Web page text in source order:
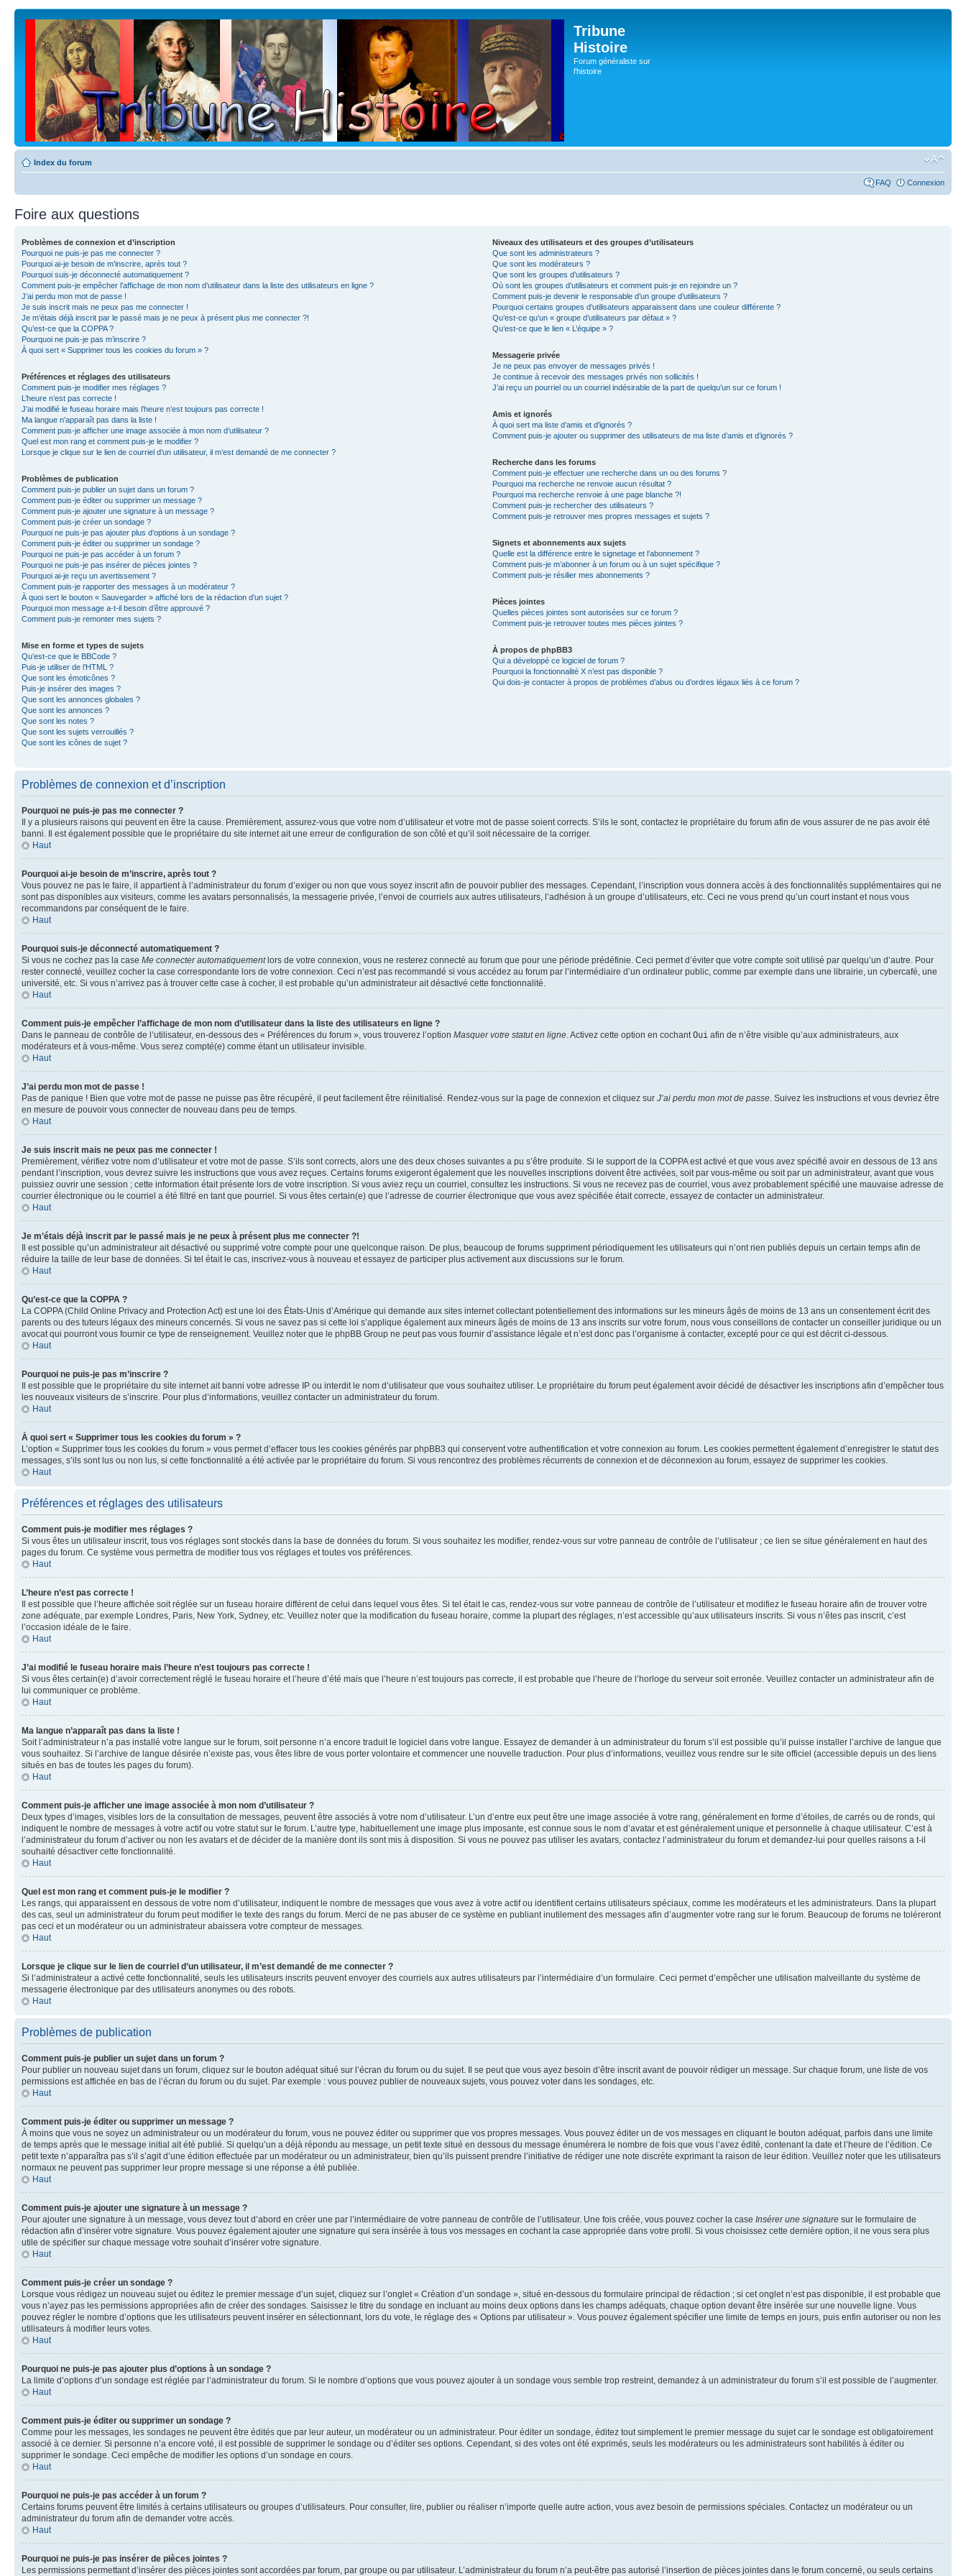
Tribune
Histoire
Forum généraliste sur
l'histoire
Index du forum
FAQ Connexion
Foire aux questions
Problèmes de connexion et d’inscription
Pourquoi ne puis-je pas me connecter ?
Pourquoi ai-je besoin de m’inscrire, après tout ?
Pourquoi suis-je déconnecté automatiquement ?
Comment puis-je empêcher l’affichage de mon nom d’utilisateur dans la liste des utilisateurs en ligne ?
J’ai perdu mon mot de passe !
Je suis inscrit mais ne peux pas me connecter !
Je m’étais déjà inscrit par le passé mais je ne peux à présent plus me connecter ?!
Qu’est-ce que la COPPA ?
Pourquoi ne puis-je pas m’inscrire ?
À quoi sert « Supprimer tous les cookies du forum » ?
Préférences et réglages des utilisateurs
Comment puis-je modifier mes réglages ?
L’heure n’est pas correcte !
J’ai modifié le fuseau horaire mais l’heure n’est toujours pas correcte !
Ma langue n’apparaît pas dans la liste !
Comment puis-je afficher une image associée à mon nom d’utilisateur ?
Quel est mon rang et comment puis-je le modifier ?
Lorsque je clique sur le lien de courriel d’un utilisateur, il m’est demandé de me connecter ?
Problèmes de publication
Comment puis-je publier un sujet dans un forum ?
Comment puis-je éditer ou supprimer un message ?
Comment puis-je ajouter une signature à un message ?
Comment puis-je créer un sondage ?
Pourquoi ne puis-je pas ajouter plus d’options à un sondage ?
Comment puis-je éditer ou supprimer un sondage ?
Pourquoi ne puis-je pas accéder à un forum ?
Pourquoi ne puis-je pas insérer de pièces jointes ?
Pourquoi ai-je reçu un avertissement ?
Comment puis-je rapporter des messages à un modérateur ?
À quoi sert le bouton « Sauvegarder » affiché lors de la rédaction d’un sujet ?
Pourquoi mon message a-t-il besoin d’être approuvé ?
Comment puis-je remonter mes sujets ?
Mise en forme et types de sujets
Qu’est-ce que le BBCode ?
Puis-je utiliser de l’HTML ?
Que sont les émoticônes ?
Puis-je insérer des images ?
Que sont les annonces globales ?
Que sont les annonces ?
Que sont les notes ?
Que sont les sujets verrouillés ?
Que sont les icônes de sujet ?
Niveaux des utilisateurs et des groupes d’utilisateurs
Que sont les administrateurs ?
Que sont les modérateurs ?
Que sont les groupes d’utilisateurs ?
Où sont les groupes d’utilisateurs et comment puis-je en rejoindre un ?
Comment puis-je devenir le responsable d’un groupe d’utilisateurs ?
Pourquoi certains groupes d’utilisateurs apparaissent dans une couleur différente ?
Qu’est-ce qu’un « groupe d’utilisateurs par défaut » ?
Qu’est-ce que le lien « L’équipe » ?
Messagerie privée
Je ne peux pas envoyer de messages privés !
Je continue à recevoir des messages privés non sollicités !
J’ai reçu un pourriel ou un courriel indésirable de la part de quelqu’un sur ce forum !
Amis et ignorés
À quoi sert ma liste d’amis et d’ignorés ?
Comment puis-je ajouter ou supprimer des utilisateurs de ma liste d’amis et d’ignorés ?
Recherche dans les forums
Comment puis-je effectuer une recherche dans un ou des forums ?
Pourquoi ma recherche ne renvoie aucun résultat ?
Pourquoi ma recherche renvoie à une page blanche ?!
Comment puis-je rechercher des utilisateurs ?
Comment puis-je retrouver mes propres messages et sujets ?
Signets et abonnements aux sujets
Quelle est la différence entre le signetage et l’abonnement ?
Comment puis-je m’abonner à un forum ou à un sujet spécifique ?
Comment puis-je résilier mes abonnements ?
Pièces jointes
Quelles pièces jointes sont autorisées sur ce forum ?
Comment puis-je retrouver toutes mes pièces jointes ?
À propos de phpBB3
Qui a développé ce logiciel de forum ?
Pourquoi la fonctionnalité X n’est pas disponible ?
Qui dois-je contacter à propos de problèmes d’abus ou d’ordres légaux liés à ce forum ?
Problèmes de connexion et d’inscription
Pourquoi ne puis-je pas me connecter ?
Il y a plusieurs raisons qui peuvent en être la cause. Premièrement, assurez-vous que votre nom d’utilisateur et votre mot de passe soient corrects. S’ils le sont, contactez le propriétaire du forum afin de vous assurer de ne pas avoir été
banni. Il est également possible que le propriétaire du site internet ait une erreur de configuration de son côté et qu’il soit nécessaire de la corriger.
Haut
Pourquoi ai-je besoin de m’inscrire, après tout ?
Vous pouvez ne pas le faire, il appartient à l’administrateur du forum d’exiger ou non que vous soyez inscrit afin de pouvoir publier des messages. Cependant, l’inscription vous donnera accès à des fonctionnalités supplémentaires qui ne
sont pas disponibles aux visiteurs, comme les avatars personnalisés, la messagerie privée, l’envoi de courriels aux autres utilisateurs, l’adhésion à un groupe d’utilisateurs, etc. Ceci ne vous prend qu’un court instant et nous vous
recommandons par conséquent de le faire.
Haut
Pourquoi suis-je déconnecté automatiquement ?
Si vous ne cochez pas la case Me connecter automatiquementlors de votre connexion, vous ne resterez connecté au forum que pour une période prédéfinie. Ceci permet d’éviter que votre compte soit utilisé par quelqu’un d’autre. Pour
rester connecté, veuillez cocher la case correspondante lors de votre connexion. Ceci n’est pas recommandé si vous accédez au forum par l’intermédiaire d’un ordinateur public, comme par exemple dans une librairie, un cybercafé, une
université, etc. Si vous n’arrivez pas à trouver cette case à cocher, il est probable qu’un administrateur ait désactivé cette fonctionnalité.
Haut
Comment puis-je empêcher l’affichage de mon nom d’utilisateur dans la liste des utilisateurs en ligne ?
Dans le panneau de contrôle de l’utilisateur, en-dessous des « Préférences du forum », vous trouverez l’option Masquer votre statut en ligne. Activez cette option en cochantOui afin de n’être visible qu’aux administrateurs, aux
modérateurs et à vous-même. Vous serez compté(e) comme étant un utilisateur invisible.
Haut
J’ai perdu mon mot de passe !
Pas de panique ! Bien que votre mot de passe ne puisse pas être récupéré, il peut facilement être réinitialisé. Rendez-vous sur la page de connexion et cliquez sur J’ai perdu mon mot de passe. Suivez les instructions et vous devriez être
en mesure de pouvoir vous connecter de nouveau dans peu de temps.
Haut
Je suis inscrit mais ne peux pas me connecter !
Premièrement, vérifiez votre nom d’utilisateur et votre mot de passe. S’ils sont corrects, alors une des deux choses suivantes a pu s’être produite. Si le support de la COPPA est activé et que vous avez spécifié avoir en dessous de 13 ans
pendant l’inscription, vous devrez suivre les instructions que vous avez reçues. Certains forums exigeront également que les nouvelles inscriptions doivent être activées, soit par vous-même ou soit par un administrateur, avant que vous
puissiez ouvrir une session ; cette information était présente lors de votre inscription. Si vous aviez reçu un courriel, consultez les instructions. Si vous ne recevez pas de courriel, vous avez probablement spécifié une mauvaise adresse de
courrier électronique ou le courriel a été filtré en tant que pourriel. Si vous êtes certain(e) que l’adresse de courrier électronique que vous avez spécifiée était correcte, essayez de contacter un administrateur.
Haut
Je m’étais déjà inscrit par le passé mais je ne peux à présent plus me connecter ?!
Il est possible qu’un administrateur ait désactivé ou supprimé votre compte pour une quelconque raison. De plus, beaucoup de forums suppriment périodiquement les utilisateurs qui n’ont rien publiés depuis un certain temps afin de
réduire la taille de leur base de données. Si tel était le cas, inscrivez-vous à nouveau et essayez de participer plus activement aux discussions sur le forum.
Haut
Qu’est-ce que la COPPA ?
La COPPA (Child Online Privacy and Protection Act) est une loi des États-Unis d’Amérique qui demande aux sites internet collectant potentiellement des informations sur les mineurs âgés de moins de 13 ans un consentement écrit des
parents ou des tuteurs légaux des mineurs concernés. Si vous ne savez pas si cette loi s’applique également aux mineurs âgés de moins de 13 ans inscrits sur votre forum, nous vous conseillons de contacter un conseiller juridique ou un
avocat qui pourront vous fournir ce type de renseignement. Veuillez noter que le phpBB Group ne peut pas vous fournir d’assistance légale et n’est donc pas l’organisme à contacter, excepté pour ce qui est décrit ci-dessous.
Haut
Pourquoi ne puis-je pas m’inscrire ?
Il est possible que le propriétaire du site internet ait banni votre adresse IP ou interdit le nom d’utilisateur que vous souhaitez utiliser. Le propriétaire du forum peut également avoir décidé de désactiver les inscriptions afin d’empêcher tous
les nouveaux visiteurs de s’inscrire. Pour plus d’informations, veuillez contacter un administrateur du forum.
Haut
À quoi sert « Supprimer tous les cookies du forum » ?
L’option « Supprimer tous les cookies du forum » vous permet d’effacer tous les cookies générés par phpBB3 qui conservent votre authentification et votre connexion au forum. Les cookies permettent également d’enregistrer le statut des
messages, s’ils sont lus ou non lus, si cette fonctionnalité a été activée par le propriétaire du forum. Si vous rencontrez des problèmes récurrents de connexion et de déconnexion au forum, essayez de supprimer les cookies.
Haut
Préférences et réglages des utilisateurs
Comment puis-je modifier mes réglages ?
Si vous êtes un utilisateur inscrit, tous vos réglages sont stockés dans la base de données du forum. Si vous souhaitez les modifier, rendez-vous sur votre panneau de contrôle de l’utilisateur ; ce lien se situe généralement en haut des
pages du forum. Ce système vous permettra de modifier tous vos réglages et toutes vos préférences.
Haut
L’heure n’est pas correcte !
Il est possible que l’heure affichée soit réglée sur un fuseau horaire différent de celui dans lequel vous êtes. Si tel était le cas, rendez-vous sur votre panneau de contrôle de l’utilisateur et modifiez le fuseau horaire afin de trouver votre
zone adéquate, par exemple Londres, Paris, New York, Sydney, etc. Veuillez noter que la modification du fuseau horaire, comme la plupart des réglages, n’est accessible qu’aux utilisateurs inscrits. Si vous n’êtes pas inscrit, c’est
l’occasion idéale de le faire.
Haut
J’ai modifié le fuseau horaire mais l’heure n’est toujours pas correcte !
Si vous êtes certain(e) d’avoir correctement réglé le fuseau horaire et l’heure d’été mais que l’heure n’est toujours pas correcte, il est probable que l’heure de l’horloge du serveur soit erronée. Veuillez contacter un administrateur afin de
lui communiquer ce problème.
Haut
Ma langue n’apparaît pas dans la liste !
Soit l’administrateur n’a pas installé votre langue sur le forum, soit personne n’a encore traduit le logiciel dans votre langue. Essayez de demander à un administrateur du forum s’il est possible qu’il puisse installer l’archive de langue que
vous souhaitez. Si l’archive de langue désirée n’existe pas, vous êtes libre de vous porter volontaire et commencer une nouvelle traduction. Pour plus d’informations, veuillez vous rendre sur le site officiel (accessible depuis un des liens
situés en bas de toutes les pages du forum).
Haut
Comment puis-je afficher une image associée à mon nom d’utilisateur ?
Deux types d’images, visibles lors de la consultation de messages, peuvent être associés à votre nom d’utilisateur. L’un d’entre eux peut être une image associée à votre rang, généralement en forme d’étoiles, de carrés ou de ronds, qui
indiquent le nombre de messages à votre actif ou votre statut sur le forum. L’autre type, habituellement une image plus imposante, est connue sous le nom d’avatar et est généralement unique et personnelle à chaque utilisateur. C’est à
l’administrateur du forum d’activer ou non les avatars et de décider de la manière dont ils sont mis à disposition. Si vous ne pouvez pas utiliser les avatars, contactez l’administrateur du forum et demandez-lui pour quelles raisons a t-il
souhaité désactiver cette fonctionnalité.
Haut
Quel est mon rang et comment puis-je le modifier ?
Les rangs, qui apparaissent en dessous de votre nom d’utilisateur, indiquent le nombre de messages que vous avez à votre actif ou identifient certains utilisateurs spéciaux, comme les modérateurs et les administrateurs. Dans la plupart
des cas, seul un administrateur du forum peut modifier le texte des rangs du forum. Merci de ne pas abuser de ce système en publiant inutilement des messages afin d’augmenter votre rang sur le forum. Beaucoup de forums ne toléreront
pas ceci et un modérateur ou un administrateur abaissera votre compteur de messages.
Haut
Lorsque je clique sur le lien de courriel d’un utilisateur, il m’est demandé de me connecter ?
Si l’administrateur a activé cette fonctionnalité, seuls les utilisateurs inscrits peuvent envoyer des courriels aux autres utilisateurs par l’intermédiaire d’un formulaire. Ceci permet d’empêcher une utilisation malveillante du système de
messagerie électronique par des utilisateurs anonymes ou des robots.
Haut
Problèmes de publication
Comment puis-je publier un sujet dans un forum ?
Pour publier un nouveau sujet dans un forum, cliquez sur le bouton adéquat situé sur l’écran du forum ou du sujet. Il se peut que vous ayez besoin d’être inscrit avant de pouvoir rédiger un message. Sur chaque forum, une liste de vos
permissions est affichée en bas de l’écran du forum ou du sujet. Par exemple : vous pouvez publier de nouveaux sujets, vous pouvez voter dans les sondages, etc.
Haut
Comment puis-je éditer ou supprimer un message ?
À moins que vous ne soyez un administrateur ou un modérateur du forum, vous ne pouvez éditer ou supprimer que vos propres messages. Vous pouvez éditer un de vos messages en cliquant le bouton adéquat, parfois dans une limite
de temps après que le message initial ait été publié. Si quelqu’un a déjà répondu au message, un petit texte situé en dessous du message énumèrera le nombre de fois que vous l’avez édité, contenant la date et l’heure de l’édition. Ce
petit texte n’apparaîtra pas s’il s’agit d’une édition effectuée par un modérateur ou un administrateur, bien qu’ils puissent prendre l’initiative de rédiger une note discrète exprimant la raison de leur édition. Veuillez noter que les utilisateurs
normaux ne peuvent pas supprimer leur propre message si une réponse a été publiée.
Haut
Comment puis-je ajouter une signature à un message ?
Pour ajouter une signature à un message, vous devez tout d’abord en créer une par l’intermédiaire de votre panneau de contrôle de l’utilisateur. Une fois créée, vous pouvez cocher la case Insérer une signature sur le formulaire de
rédaction afin d’insérer votre signature. Vous pouvez également ajouter une signature qui sera insérée à tous vos messages en cochant la case appropriée dans votre profil. Si vous choisissez cette dernière option, il ne vous sera plus
utile de spécifier sur chaque message votre souhait d’insérer votre signature.
Haut
Comment puis-je créer un sondage ?
Lorsque vous rédigez un nouveau sujet ou éditez le premier message d’un sujet, cliquez sur l’onglet « Création d’un sondage », situé en-dessous du formulaire principal de rédaction ; si cet onglet n’est pas disponible, il est probable que
vous n’ayez pas les permissions appropriées afin de créer des sondages. Saisissez le titre du sondage en incluant au moins deux options dans les champs adéquats, chaque option devant être insérée sur une nouvelle ligne. Vous
pouvez régler le nombre d’options que les utilisateurs peuvent insérer en sélectionnant, lors du vote, le réglage des « Options par utilisateur ». Vous pouvez également spécifier une limite de temps en jours, puis enfin autoriser ou non les
utilisateurs à modifier leurs votes.
Haut
Pourquoi ne puis-je pas ajouter plus d’options à un sondage ?
La limite d’options d’un sondage est réglée par l’administrateur du forum. Si le nombre d’options que vous pouvez ajouter à un sondage vous semble trop restreint, demandez à un administrateur du forum s’il est possible de l’augmenter.
Haut
Comment puis-je éditer ou supprimer un sondage ?
Comme pour les messages, les sondages ne peuvent être édités que par leur auteur, un modérateur ou un administrateur. Pour éditer un sondage, éditez tout simplement le premier message du sujet car le sondage est obligatoirement
associé à ce dernier. Si personne n’a encore voté, il est possible de supprimer le sondage ou d’éditer ses options. Cependant, si des votes ont été exprimés, seuls les modérateurs ou les administrateurs sont habilités à éditer ou
supprimer le sondage. Ceci empêche de modifier les options d’un sondage en cours.
Haut
Pourquoi ne puis-je pas accéder à un forum ?
Certains forums peuvent être limités à certains utilisateurs ou groupes d’utilisateurs. Pour consulter, lire, publier ou réaliser n’importe quelle autre action, vous avez besoin de permissions spéciales. Contactez un modérateur ou un
administrateur du forum afin de demander votre accès.
Haut
Pourquoi ne puis-je pas insérer de pièces jointes ?
Les permissions permettant d’insérer des pièces jointes sont accordées par forum, par groupe ou par utilisateur. L’administrateur du forum n’a peut-être pas autorisé l’insertion de pièces jointes dans le forum concerné, ou seuls certains